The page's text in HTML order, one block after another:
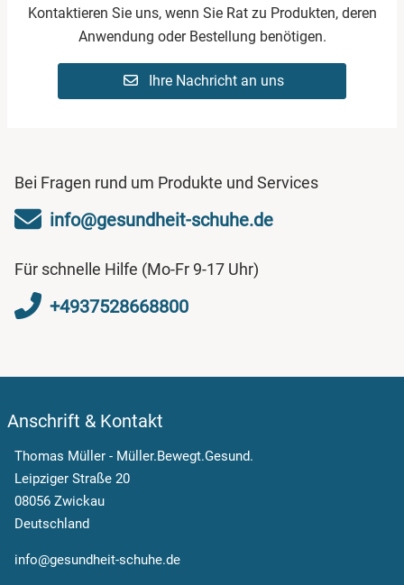
Kontaktieren Sie uns, wenn Sie Rat zu Produkten, deren
Anwendung oder Bestellung benötigen.
Ihre Nachricht an uns
Bei Fragen rund um Produkte und Services
info@gesundheit-schuhe.de
Für schnelle Hilfe (Mo-Fr 9-17 Uhr)
+4937528668800
Anschrift & Kontakt
Thomas Müller - Müller.Bewegt.Gesund.
Leipziger Straße 20
08056 Zwickau
Deutschland
info@gesundheit-schuhe.de